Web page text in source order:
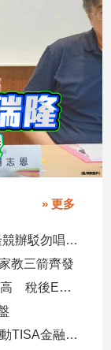
» 更多
柯志恩競辦批雙語教育要務實 賴瑞隆競辦駁勿唱衰高雄
教三箭齊發
玉山金前7月獲利244.4億！創同期新高 稅後EPS自結1.51元
金研院、集保、投信投顧公會聯手推動TISA金融教育 將辦150場宣講